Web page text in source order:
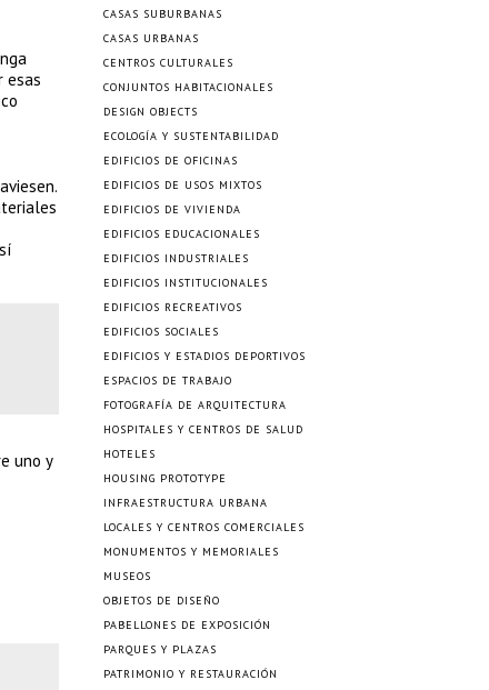
esas
uno y
CASAS SUBURBANAS
CASAS URBANAS
CENTROS CULTURALES
CONJUNTOS HABITACIONALES
DESIGN OBJECTS
ECOLOGÍA Y SUSTENTABILIDAD
EDIFICIOS DE OFICINAS
EDIFICIOS DE USOS MIXTOS
EDIFICIOS DE VIVIENDA
EDIFICIOS EDUCACIONALES
EDIFICIOS INDUSTRIALES
EDIFICIOS INSTITUCIONALES
EDIFICIOS RECREATIVOS
EDIFICIOS SOCIALES
EDIFICIOS Y ESTADIOS DEPORTIVOS
ESPACIOS DE TRABAJO
FOTOGRAFÍA DE ARQUITECTURA
HOSPITALES Y CENTROS DE SALUD
HOTELES
HOUSING PROTOTYPE
INFRAESTRUCTURA URBANA
LOCALES Y CENTROS COMERCIALES
MONUMENTOS Y MEMORIALES
MUSEOS
OBJETOS DE DISEÑO
PABELLONES DE EXPOSICIÓN
PARQUES Y PLAZAS
PATRIMONIO Y RESTAURACIÓN